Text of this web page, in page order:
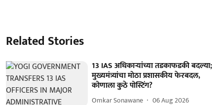
Related Stories
13 IAS अधिकाऱ्यांच्या तडकाफडकी बदल्या;
मुख्यमंत्र्यांचा मोठा प्रशासकीय फेरबदल,
कोणाला कुठे पोस्टिंग?
Omkar Sonawane 06 Aug 2026